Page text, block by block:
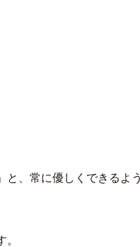
と、常に優しくできるよ